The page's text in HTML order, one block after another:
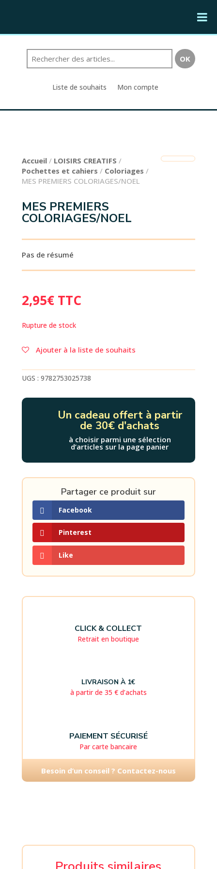
Liste de souhaits Mon compte
Accueil/ LOISIRS CREATIFS /
Pochettes et cahiers / Coloriages /
MES PREMIERS COLORIAGES/NOEL
MES PREMIERS
COLORIAGES/NOEL
Pas de résumé
2,95€ TTC
Rupture de stock
Ajouter à la liste de souhaits
UGS : 9782753025738
Un cadeau offert à partir
de 30€ d'achats
à choisir parmi une sélection
d’articles sur la page panier
Partager ce produit sur
Facebook
Pinterest
Like
CLICK & COLLECT
Retrait en boutique
LIVRAISON À 1€
à partir de 35 € d’achats
PAIEMENT SÉCURISÉ
Par carte bancaire
Besoin d’un conseil ? Contactez-nous